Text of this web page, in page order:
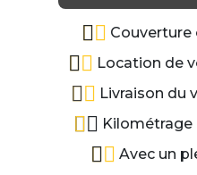
Location de
Livraison du
Kilométrage
Avec un